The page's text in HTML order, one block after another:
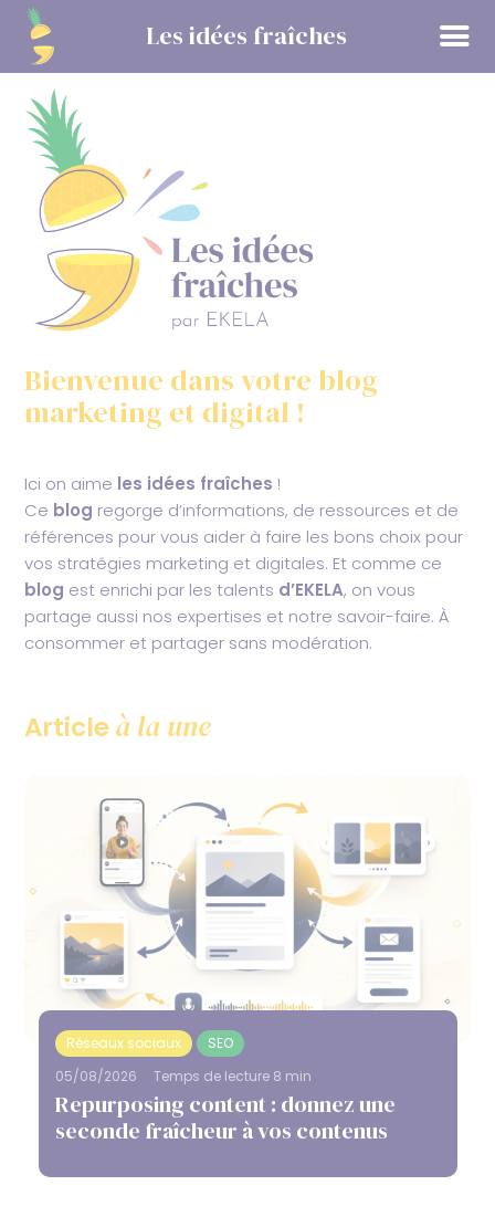
Les idées fraîches
Bienvenue dans votre blog
marketing et digital !
Ici on aime les idées fraîches !
Ce blog regorge d’informations, de ressources et de
références pour vous aider à faire les bons choix pour
vos stratégies marketing et digitales. Et comme ce
blog est enrichi par les talents d’EKELA, on vous
partage aussi nos expertises et notre savoir-faire. À
consommer et partager sans modération.
Articleà la une
Réseaux sociaux
SEO
05/08/2026
Temps de lecture 8 min
Repurposing content : donnez une
seconde fraîcheur à vos contenus
Panneau de gestion des cookies